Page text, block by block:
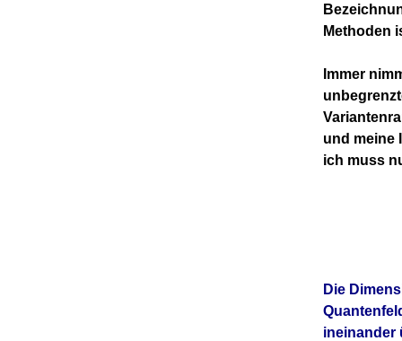
Methoden
Immer
und meine
ich muss
Die
ineinander